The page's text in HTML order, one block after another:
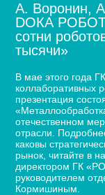
А. Воронин,
DOКА
сотни
тысячи»
В мае этого года
коллаборативных
презентация
отечественном
отрасли.
каковы
рынок, читайте в
директором ГК
руководителем
Кормишиным.